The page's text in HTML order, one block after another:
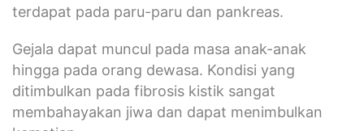
terdapat pada paru-paru dan pankreas.
Gejala dapat muncul pada masa anak-anak
hingga pada orang dewasa. Kondisi yang
ditimbulkan pada fibrosis kistik sangat
membahayakan jiwa dan dapat menimbulkan